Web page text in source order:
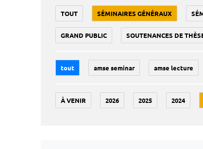
TOUT SÉMINAIRES GÉNÉRAUX
GRAND PUBLIC SOUTENANCES DE
tout amse seminar amse lecture
À VENIR 2026 2025 2024